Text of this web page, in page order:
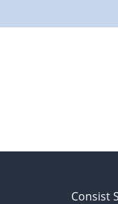
Consist